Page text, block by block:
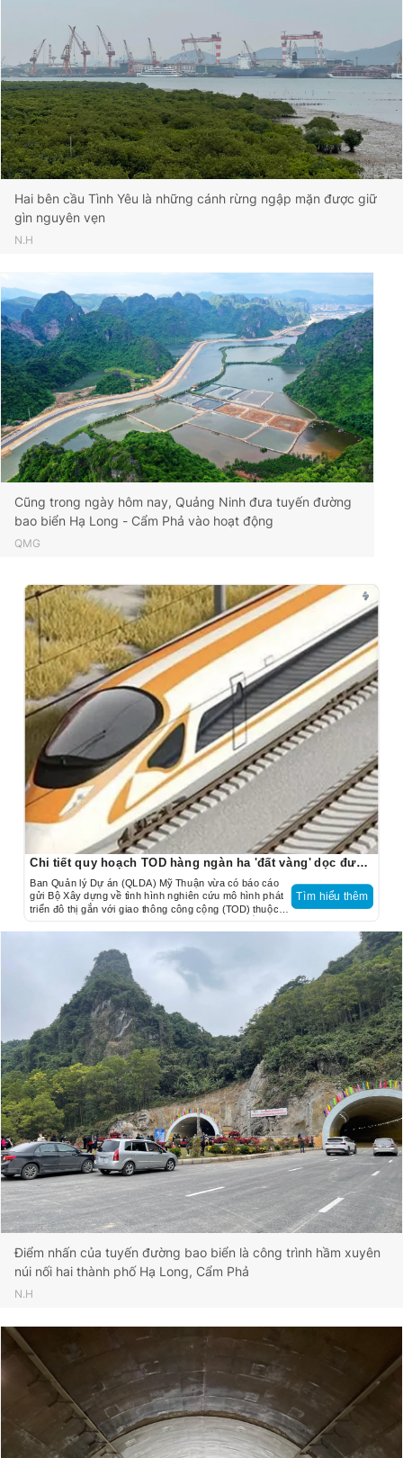
Hai bên cầu Tình Yêu là những cánh rừng ngập mặn được giữ
gìn nguyên vẹn
N.H
Cũng trong ngày hôm nay, Quảng Ninh đưa tuyến đường
bao biển Hạ Long - Cẩm Phả vào hoạt động
QMG
Chi tiết quy hoạch TOD hàng ngàn ha 'đất vàng' dọc đường sắt TP.HCM - Cần Thơ
Ban Quản lý Dự án (QLDA) Mỹ Thuận vừa có báo cáo
gửi Bộ Xây dựng về tình hình nghiên cứu mô hình phát
triển đô thị gắn với giao thông công cộng (TOD) thuộc
Báo cáo nghiên cứu tiền khả thi Dự án đường sắt
TP.HCM - Cần Thơ.
Tìm hiểu thêm
Điểm nhấn của tuyến đường bao biển là công trình hầm xuyên
núi nối hai thành phố Hạ Long, Cẩm Phả
N.H